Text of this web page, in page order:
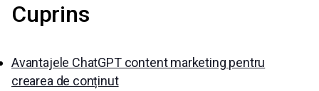
Cuprins
Avantajele ChatGPT content marketing pentru
crearea de conținut